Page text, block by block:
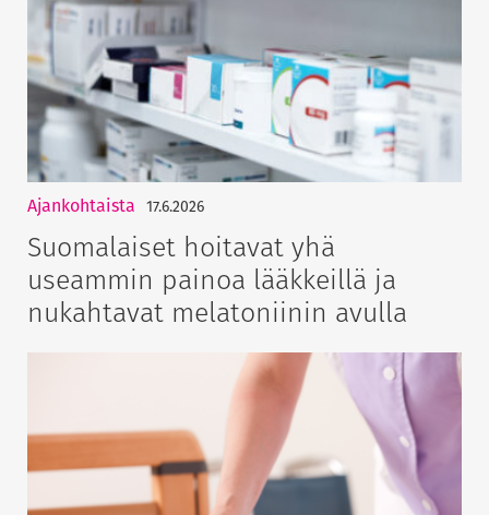
Ajankohtaista 17.6.2026
Suomalaiset hoitavat yhä
useammin painoa lääkkeillä ja
nukahtavat melatoniinin avulla